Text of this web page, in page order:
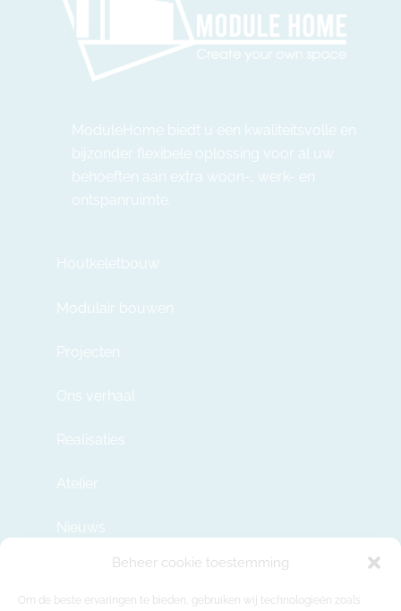
Beheer cookie toestemming
Om de beste ervaringen te bieden, gebruiken wij technologieën zoals
ModuleHome biedt u een kwaliteitsvolle en
bijzonder flexibele oplossing voor al uw
behoeften aan extra woon-, werk- en
ontspanruimte.
Houtkeletbouw
Modulair bouwen
Projecten
Ons verhaal
Realisaties
Atelier
Nieuws